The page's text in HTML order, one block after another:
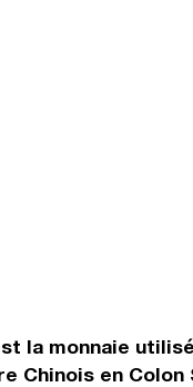
la monnaie
Chinois en